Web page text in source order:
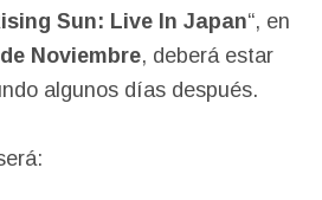
Sun: Live In Japan“, en
Noviembre, deberá estar
algunos días después.